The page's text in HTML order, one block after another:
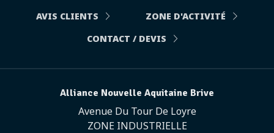
AVIS CLIENTS
ZONE D'ACTIVITÉ
CONTACT / DEVIS
Alliance Nouvelle Aquitaine Brive
Avenue Du Tour De Loyre
ZONE INDUSTRIELLE